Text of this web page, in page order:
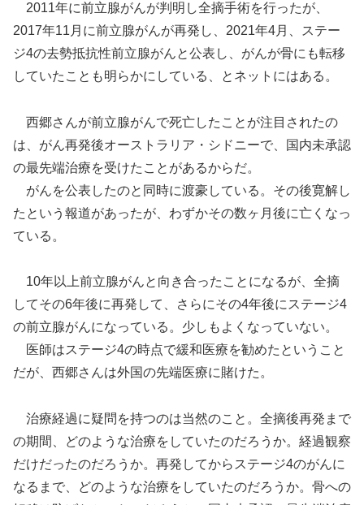
2011年に前立腺がんが判明し全摘手術を行ったが、
2017年11月に前立腺がんが再発し、2021年4月、ステー
ジ4の去勢抵抗性前立腺がんと公表し、がんが骨にも転移
していたことも明らかにしている、とネットにはある。
西郷さんが前立腺がんで死亡したことが注目されたの
は、がん再発後オーストラリア・シドニーで、国内未承認
の最先端治療を受けたことがあるからだ。
がんを公表したのと同時に渡豪している。その後寛解し
たという報道があったが、わずかその数ヶ月後に亡くなっ
ている。
10年以上前立腺がんと向き合ったことになるが、全摘
してその6年後に再発して、さらにその4年後にステージ4
の前立腺がんになっている。少しもよくなっていない。
医師はステージ4の時点で緩和医療を勧めたということ
だが、西郷さんは外国の先端医療に賭けた。
治療経過に疑問を持つのは当然のこと。全摘後再発まで
の期間、どのような治療をしていたのだろうか。経過観察
だけだったのだろうか。再発してからステージ4のがんに
なるまで、どのような治療をしていたのだろうか。骨への